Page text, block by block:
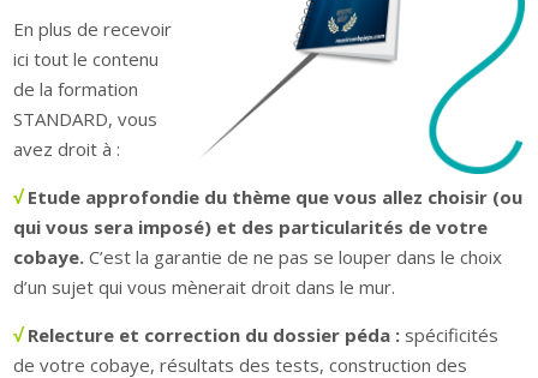
En plus de recevoir
ici tout le contenu
de la formation
STANDARD, vous
avez droit à :
√Etude approfondie du thème que vous allez choisir (ou
qui vous sera imposé) et des particularités de votre
cobaye.C’est la garantie de ne pas se louper dans le choix
d’un sujet qui vous mènerait droit dans le mur.
√Relecture et correction du dossier péda : spécificités
de votre cobaye, résultats des tests, construction des